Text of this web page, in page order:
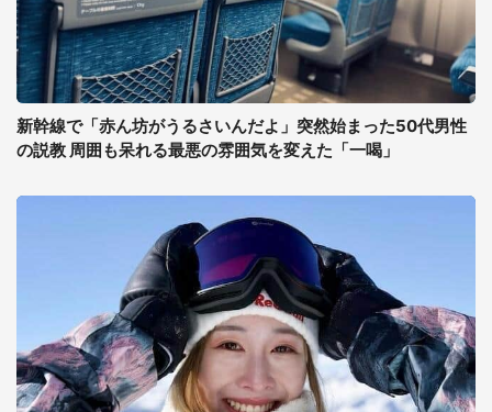
新幹線で「赤ん坊がうるさいんだよ」突然始まった50代男性
の説教 周囲も呆れる最悪の雰囲気を変えた「一喝」